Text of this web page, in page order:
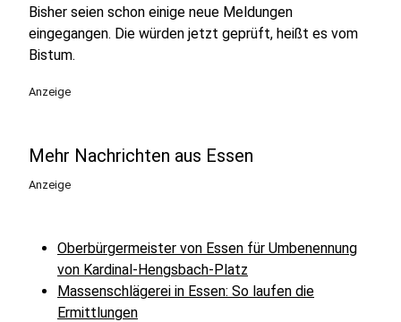
Bisher seien schon einige neue Meldungen
eingegangen. Die würden jetzt geprüft, heißt es vom
Bistum.
Anzeige
Mehr Nachrichten aus Essen
Anzeige
Oberbürgermeister von Essen für Umbenennung
von Kardinal-Hengsbach-Platz
Massenschlägerei in Essen: So laufen die
Ermittlungen